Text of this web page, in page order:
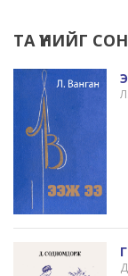
ТА ҮҮНИЙГ